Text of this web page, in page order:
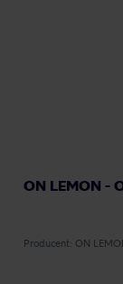
ON LEMON -
Producent: ON